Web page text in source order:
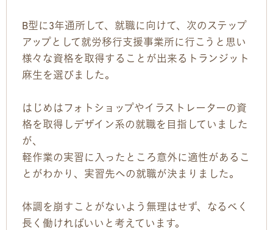
お問い合わせ
お問い合わせ
各種SNS
資料請求
B型に3年通所して、就職に向けて、次のステップ
アップとして就労移行支援事業所に行こうと思い
様々な資格を取得することが出来るトランジット
麻生を選びました。
はじめはフォトショップやイラストレーターの資
格を取得しデザイン系の就職を目指していました
が、
軽作業の実習に入ったところ意外に適性があるこ
とがわかり、実習先への就職が決まりました。
体調を崩すことがないよう無理はせず、なるべく
長く働ければいいと考えています。